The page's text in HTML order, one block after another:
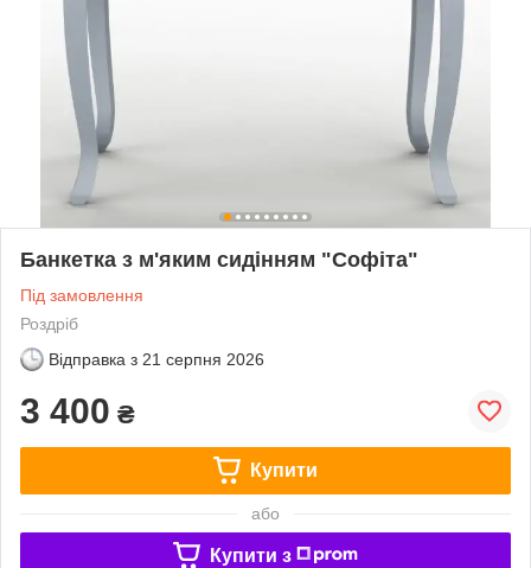
Банкетка з м'яким сидінням "Софіта"
Під замовлення
Роздріб
Відправка з 21 серпня 2026
3 400 ₴
Купити
або
Купити з